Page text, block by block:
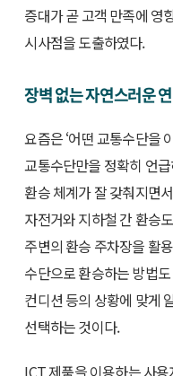
증대가 곧 고객 만족에 영
시사점을 도출하였다.
장벽 없는 자연스러운
요즘은 ‘어떤 교통수단을
교통수단만을 정확히 언
환승 체계가 잘 갖춰지면
자전거와 지하철 간 환승
주변의 환승 주차장을 활
수단으로 환승하는 방법
컨디션 등의 상황에 맞게
선택하는 것이다.
ICT 제품을 이용하는 사